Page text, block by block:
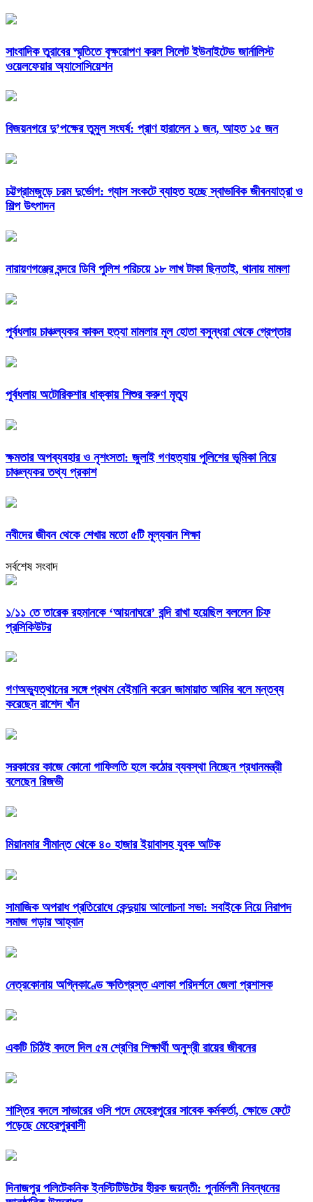
সাংবাদিক তুরাবের স্মৃতিতে বৃক্ষরোপণ করল সিলেট ইউনাইটেড জার্নালিস্ট
ওয়েলফেয়ার অ্যাসোসিয়েশন
বিজয়নগরে দু’পক্ষের তুমুল সংঘর্ষ: প্রাণ হারালেন ১ জন, আহত ১৫ জন
চট্টগ্রামজুড়ে চরম দুর্ভোগ: গ্যাস সংকটে ব্যাহত হচ্ছে স্বাভাবিক জীবনযাত্রা ও
শিল্প উৎপাদন
নারায়ণগঞ্জের বন্দরে ডিবি পুলিশ পরিচয়ে ১৮ লাখ টাকা ছিনতাই, থানায় মামলা
পূর্বধলায় চাঞ্চল্যকর কাকন হত্যা মামলার মূল হোতা বসুন্ধরা থেকে গ্রেপ্তার
পূর্বধলায় অটোরিকশার ধাক্কায় শিশুর করুণ মৃত্যু
ক্ষমতার অপব্যবহার ও নৃশংসতা: জুলাই গণহত্যায় পুলিশের ভূমিকা নিয়ে
চাঞ্চল্যকর তথ্য প্রকাশ
নবীদের জীবন থেকে শেখার মতো ৫টি মূল্যবান শিক্ষা
সর্বশেষ সংবাদ
১/১১ তে তারেক রহমানকে ‘আয়নাঘরে’ বন্দি রাখা হয়েছিল বললেন চিফ
প্রসিকিউটর
গণঅভ্যুত্থানের সঙ্গে প্রথম বেইমানি করেন জামায়াত আমির বলে মন্তব্য
করেছেন রাশেদ খাঁন
সরকারের কাজে কোনো গাফিলতি হলে কঠোর ব্যবস্থা নিচ্ছেন প্রধানমন্ত্রী
বলেছেন রিজভী
মিয়ানমার সীমান্ত থেকে ৪০ হাজার ইয়াবাসহ যুবক আটক
সামাজিক অপরাধ প্রতিরোধে কেন্দুয়ায় আলোচনা সভা: সবাইকে নিয়ে নিরাপদ
সমাজ গড়ার আহ্বান
নেত্রকোনায় অগ্নিকাণ্ডে ক্ষতিগ্রস্ত এলাকা পরিদর্শনে জেলা প্রশাসক
একটি চিঠিই বদলে দিল ৫ম শ্রেণির শিক্ষার্থী অনুশ্রী রায়ের জীবনের
শাস্তির বদলে সাভারের ওসি পদে মেহেরপুরের সাবেক কর্মকর্তা, ক্ষোভে ফেটে
পড়েছে মেহেরপুরবাসী
দিনাজপুর পলিটেকনিক ইনস্টিটিউটের হীরক জয়ন্তী: পুনর্মিলনী নিবন্ধনের